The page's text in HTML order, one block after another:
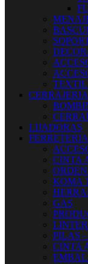
TEXTIL
CERRAJERIA
LIJADORAS
FERRETERIA
CINTA
KOMA
GAS
PILAS -
CINTA